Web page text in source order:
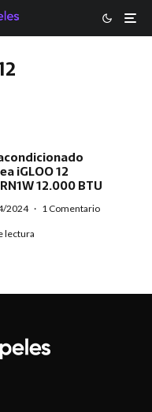
iGLOO 12
12.000 BTU
2024 · 1 Comentario
lectura